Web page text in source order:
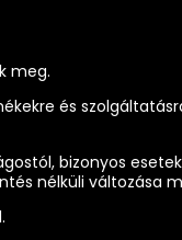
meg.
és
bizonyos
nélküli változása